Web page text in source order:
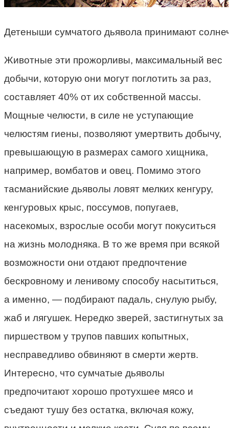
Детеныши сумчатого дьявола принимают
Животные эти прожорливы, максимальный вес
добычи, которую они могут поглотить за раз,
составляет 40% от их собственной массы.
Мощные челюсти, в силе не уступающие
челюстям гиены, позволяют умертвить добычу,
превышающую в размерах самого хищника,
например, вомбатов и овец. Помимо этого
тасманийские дьяволы ловят мелких кенгуру,
кенгуровых крыс, поссумов, попугаев,
насекомых, взрослые особи могут покуситься
на жизнь молодняка. В то же время при всякой
возможности они отдают предпочтение
бескровному и ленивому способу насытиться,
а именно, — подбирают падаль, снулую рыбу,
жаб и лягушек. Нередко зверей, застигнутых за
пиршеством у трупов павших копытных,
несправедливо обвиняют в смерти жертв.
Интересно, что сумчатые дьяволы
предпочитают хорошо протухшее мясо и
съедают тушу без остатка, включая кожу,